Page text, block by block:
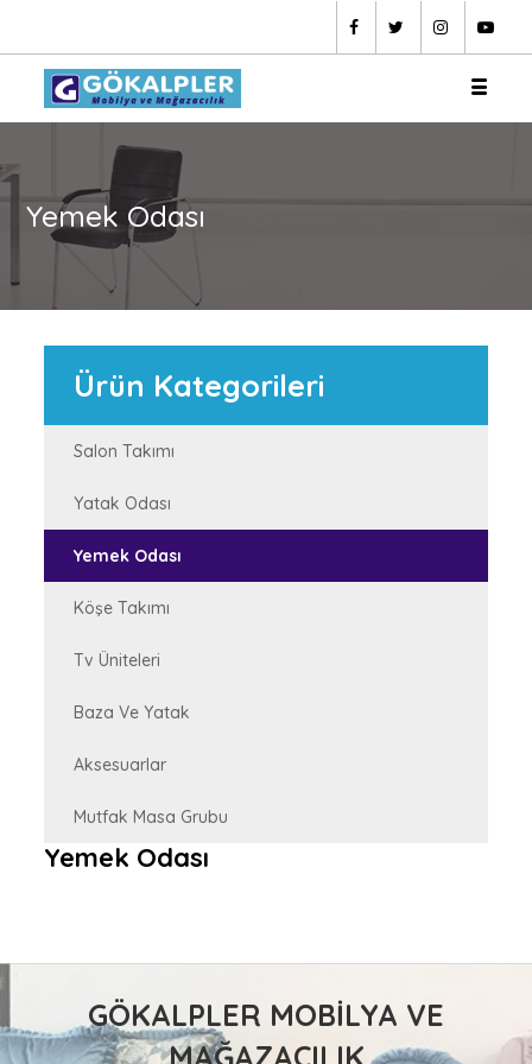
Yemek Odası
Ürün Kategorileri
Salon Takımı
Yatak Odası
Yemek Odası
Köşe Takımı
Tv Üniteleri
Baza Ve Yatak
Aksesuarlar
Mutfak Masa Grubu
Yemek Odası
GÖKALPLER MOBILYA VE
MAĞAZACILIK